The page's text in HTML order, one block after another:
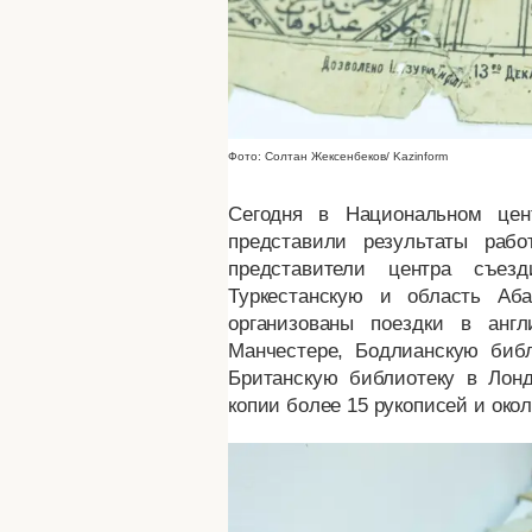
Фото: Солтан Жексенбеков/ Kazinform
Сегодня в Национальном
представили результаты
представители центра
Туркестанскую и область
организованы поездки в
Манчестере, Бодлианскую
Британскую библиотеку в
копии более 15 рукописей и